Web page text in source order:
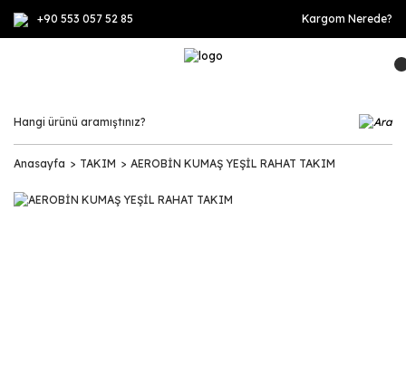
+90 553 057 52 85 Kargom Nerede?
Anasayfa TAKIM AEROBİN KUMAŞ YEŞİL RAHAT TAKIM